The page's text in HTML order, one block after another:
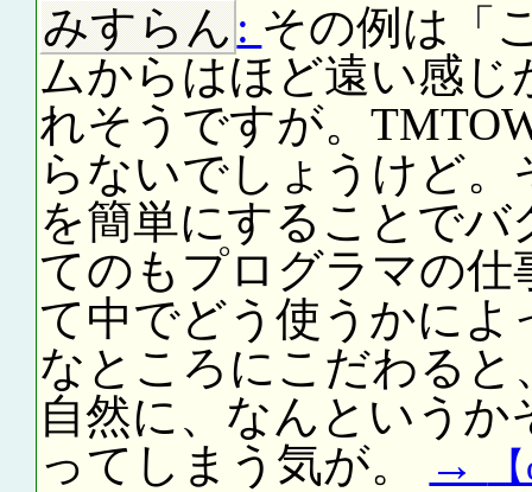
みすらん : その例は「
ムからはほど遠い感
れそうですが。
らないでしょうけど
を簡単にすることで
てのもプログラマの
て中でどう使うかに
なところにこだわる
自然に、なんという
ってしまう気が。
→